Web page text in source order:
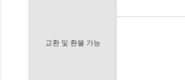
교환 및 환불 가능